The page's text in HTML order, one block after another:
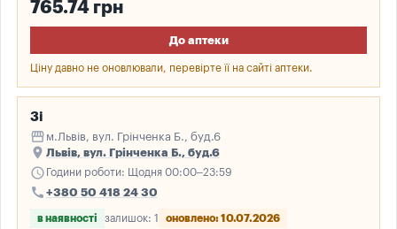
765.74 грн
До аптеки
Ціну давно не оновлювали, перевірте її на сайті аптеки.
3і
storefront м.Львів, вул. Грінченка Б., буд.6
place Львів, вул. Грінченка Б., буд.6
schedule Години роботи: Щодня 00:00–23:59
call +380 50 418 24 30
в наявності залишок: 1 оновлено: 10.07.2026